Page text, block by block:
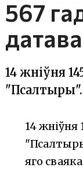
567
14 жніўня
"Псалтыры".
14
яго